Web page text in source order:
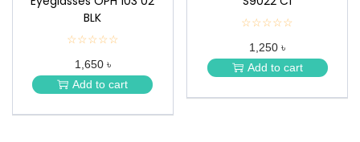
BLK
☆☆☆☆☆
★
★
★
★
1,650 ৳
Add to cart
☆☆☆☆☆
★
★
★
★
1,250 ৳
Add to cart